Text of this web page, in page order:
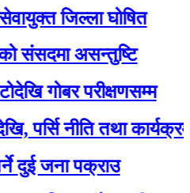
जिल्ला घोषित
असन्तुष्टि
परीक्षणसम्म
नीति तथा कार्यक्रम
पक्राउ